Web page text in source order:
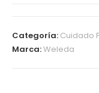
Categoría: Cuidado
Marca:Weleda